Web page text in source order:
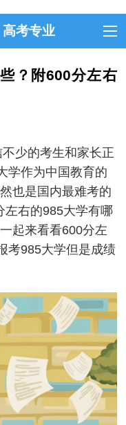
高考专业
？附600分左右
少的考生和家长正
学作为中国教育的
也是国内最难考的
左右的985大学有哪
起来看看600分左
考985大学但是成绩